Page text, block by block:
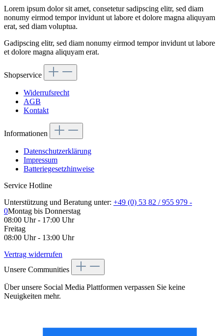
Lorem ipsum dolor sit amet, consetetur sadipscing elitr, sed diam
nonumy eirmod tempor invidunt ut labore et dolore magna aliquyam
erat, sed diam voluptua.
Gadipscing elitr, sed diam nonumy eirmod tempor invidunt ut labore
et dolore magna aliquyam erat.
Shopservice
Widerrufsrecht
AGB
Kontakt
Informationen
Datenschutzerklärung
Impressum
Batteriegesetzhinweise
Service Hotline
Unterstützung und Beratung unter: +49 (0) 53 82 / 955 979 -
0Montag bis Donnerstag
08:00 Uhr - 17:00 Uhr
Freitag
08:00 Uhr - 13:00 Uhr
Vertrag widerrufen
Unsere Communities
Über unsere Social Media Plattformen verpassen Sie keine
Neuigkeiten mehr.